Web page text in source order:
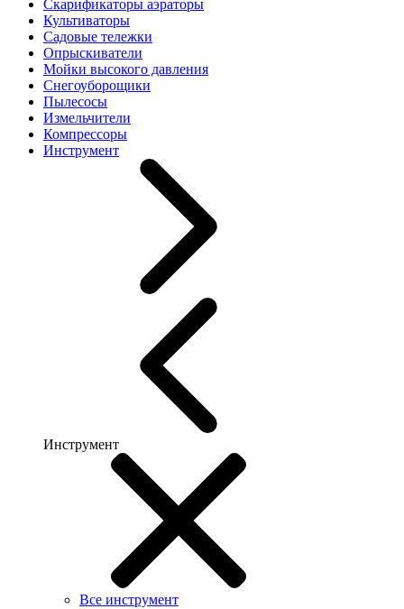
Скарификаторы аэраторы
Культиваторы
Садовые тележки
Опрыскиватели
Мойки высокого давления
Снегоуборощики
Пылесосы
Измельчители
Компрессоры
Инструмент
Инструмент
Все инструмент